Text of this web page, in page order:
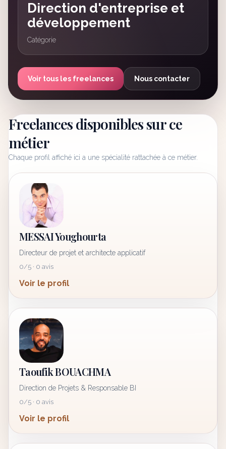
Direction d'entreprise et
développement
Catégorie
Voir tous les freelances Nous contacter
Freelances disponibles sur ce
métier
Chaque profil affiché ici a une spécialité rattachée à ce métier.
MESSAI Youghourta
Directeur de projet et architecte applicatif
0/5 · 0 avis
Voir le profil
Taoufik BOUACHMA
Direction de Projets & Responsable BI
0/5 · 0 avis
Voir le profil